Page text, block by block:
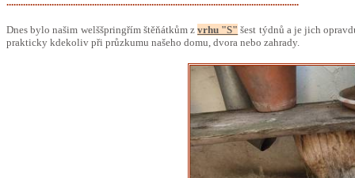
Dnes bylo našim welššpringřím štěňátkům zvrhu "S" šest týdnů a je jich
prakticky kdekoliv při průzkumu našeho domu, dvora nebo zahrady.